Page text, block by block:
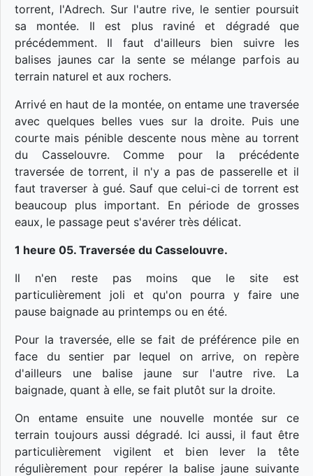
torrent, l'Adrech. Sur l'autre rive, le sentier poursuit
sa montée. Il est plus raviné et dégradé que
précédemment. Il faut d'ailleurs bien suivre les
balises jaunes car la sente se mélange parfois au
terrain naturel et aux rochers.
Arrivé en haut de la montée, on entame une traversée
avec quelques belles vues sur la droite. Puis une
courte mais pénible descente nous mène au torrent
du Casselouvre. Comme pour la précédente
traversée de torrent, il n'y a pas de passerelle et il
faut traverser à gué. Sauf que celui-ci de torrent est
beaucoup plus important. En période de grosses
eaux, le passage peut s'avérer très délicat.
1 heure 05. Traversée du Casselouvre.
Il n'en reste pas moins que le site est
particulièrement joli et qu'on pourra y faire une
pause baignade au printemps ou en été.
Pour la traversée, elle se fait de préférence pile en
face du sentier par lequel on arrive, on repère
d'ailleurs une balise jaune sur l'autre rive. La
baignade, quant à elle, se fait plutôt sur la droite.
On entame ensuite une nouvelle montée sur ce
terrain toujours aussi dégradé. Ici aussi, il faut être
particulièrement vigilent et bien lever la tête
régulièrement pour repérer la balise jaune suivante